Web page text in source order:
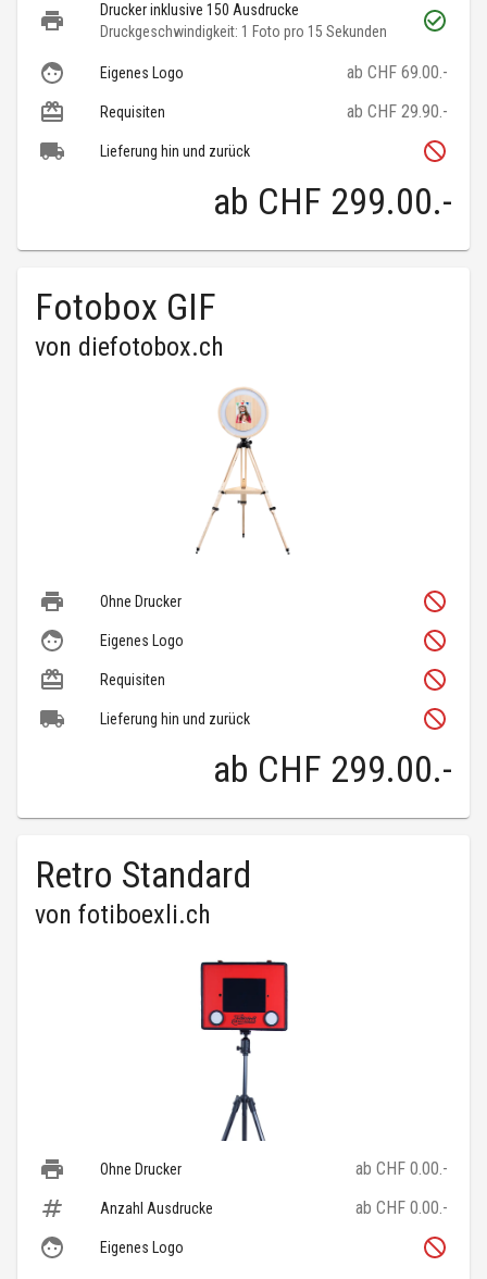
Drucker inklusive 150 Ausdrucke
Druckgeschwindigkeit: 1 Foto pro 15 Sekunden
Eigenes Logo ab CHF 69.00.-
Requisiten ab CHF 29.90.-
Lieferung hin und zurück
ab CHF 299.00.-
Fotobox GIF
von diefotobox.ch
Ohne Drucker
Eigenes Logo
Requisiten
Lieferung hin und zurück
ab CHF 299.00.-
Retro Standard
von fotiboexli.ch
Ohne Drucker ab CHF 0.00.-
Anzahl Ausdrucke ab CHF 0.00.-
Eigenes Logo